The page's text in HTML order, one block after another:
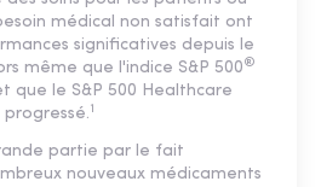
médical non satisfait ont
significatives depuis le
même que l'indice S&P 500®
que le S&P 500 Healthcare
1
partie par le fait
nouveaux médicaments